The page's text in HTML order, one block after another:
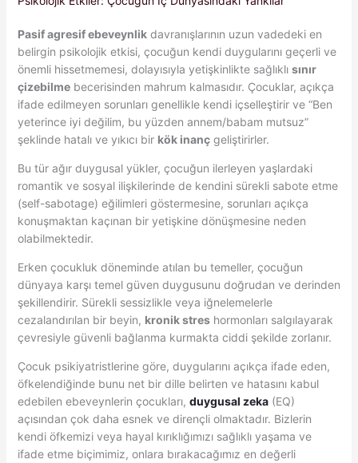
Pasif agresif ebeveynlikdavranışlarının uzun vadedeki en
belirgin psikolojik etkisi, çocuğun kendi duygularını geçerli ve
önemli hissetmemesi, dolayısıyla yetişkinlikte sağlıklı sınır
çizebilmebecerisinden mahrum kalmasıdır. Çocuklar, açıkça
ifade edilmeyen sorunları genellikle kendi içselleştirir ve “Ben
yeterince iyi değilim, bu yüzden annem/babam mutsuz”
şeklinde hatalı ve yıkıcı bir kök inançgeliştirirler.
Bu tür ağır duygusal yükler, çocuğun ilerleyen yaşlardaki
romantik ve sosyal ilişkilerinde de kendini sürekli sabote etme
(self-sabotage) eğilimleri göstermesine, sorunları açıkça
konuşmaktan kaçınan bir yetişkine dönüşmesine neden
olabilmektedir.
Erken çocukluk döneminde atılan bu temeller, çocuğun
dünyaya karşı temel güven duygusunu doğrudan ve derinden
şekillendirir. Sürekli sessizlikle veya iğnelemelerle
cezalandırılan bir beyin, kronik streshormonları salgılayarak
çevresiyle güvenli bağlanma kurmakta ciddi şekilde zorlanır.
Çocuk psikiyatristlerine göre, duygularını açıkça ifade eden,
öfkelendiğinde bunu net bir dille belirten ve hatasını kabul
edebilen ebeveynlerin çocukları, duygusal zeka(EQ)
açısından çok daha esnek ve dirençli olmaktadır. Bizlerin
kendi öfkemizi veya hayal kırıklığımızı sağlıklı yaşama ve
ifade etme biçimimiz, onlara bırakacağımız en değerli